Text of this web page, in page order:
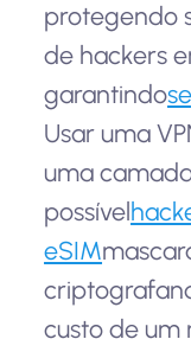
protegendo
de hackers
garantindo
Usar uma
uma
possível
eSIM
custo de um